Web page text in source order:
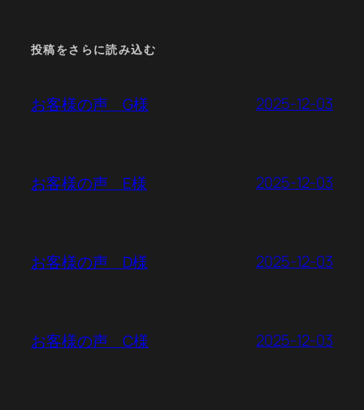
投稿をさらに読み込む
お客様の声 G様 2025-12-03
お客様の声 E様 2025-12-03
お客様の声 D様 2025-12-03
お客様の声 C様 2025-12-03